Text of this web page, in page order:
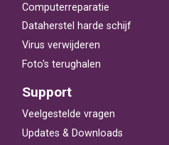
Computerreparatie
Dataherstel harde schijf
Virus verwijderen
Foto's terughalen
Support
Veelgestelde vragen
Updates & Downloads